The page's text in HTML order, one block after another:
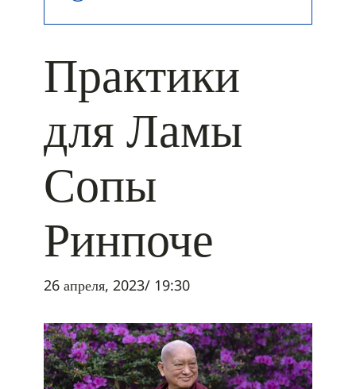
Практики
для Ламы
Сопы
Ринпоче
26 апреля, 2023/ 19:30